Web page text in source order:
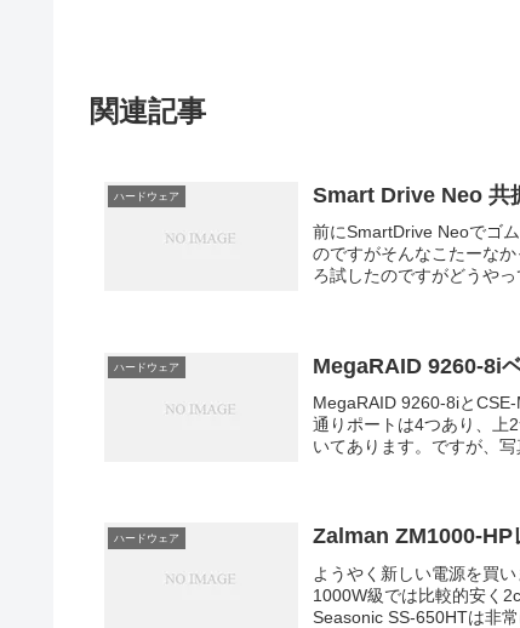
関連記事
ハードウェア Smart Drive Neo 共
前にSmartDrive Neoでゴ
のですがそんなこたーな
ろ試したのですがどうや
ハードウェア MegaRAID 9260-8i
MegaRAID 9260-8iと
通りポートは4つあり、上
いてあります。ですが、写
ハードウェア Zalman ZM1000-HP
ようやく新しい電源を買
1000W級では比較的安く
Seasonic SS-650HTは非常